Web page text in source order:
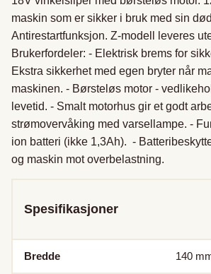
maskin som er sikker i bruk med sin
Antirestartfunksjon. Z-modell leveres
Brukerfordeler: - Elektrisk brems for
Ekstra sikkerhet med egen bryter når
maskinen. - Børsteløs motor -
levetid. - Smalt motorhus gir et godt
strømovervåking med varsellampe. -
ion batteri (ikke 1,3Ah).  -
og maskin mot overbelastning.
Spesifikasjoner
Bredde 140